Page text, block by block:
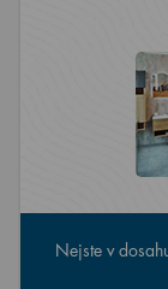
Nejste v